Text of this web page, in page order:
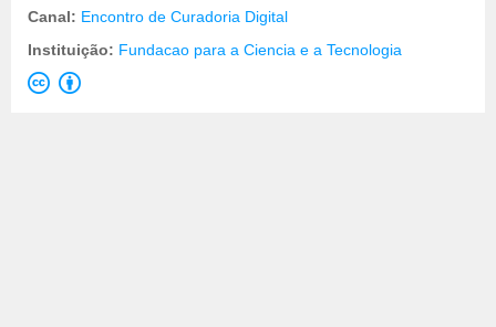
Canal: Encontro de Curadoria Digital
Instituição: Fundacao para a Ciencia e a Tecnologia